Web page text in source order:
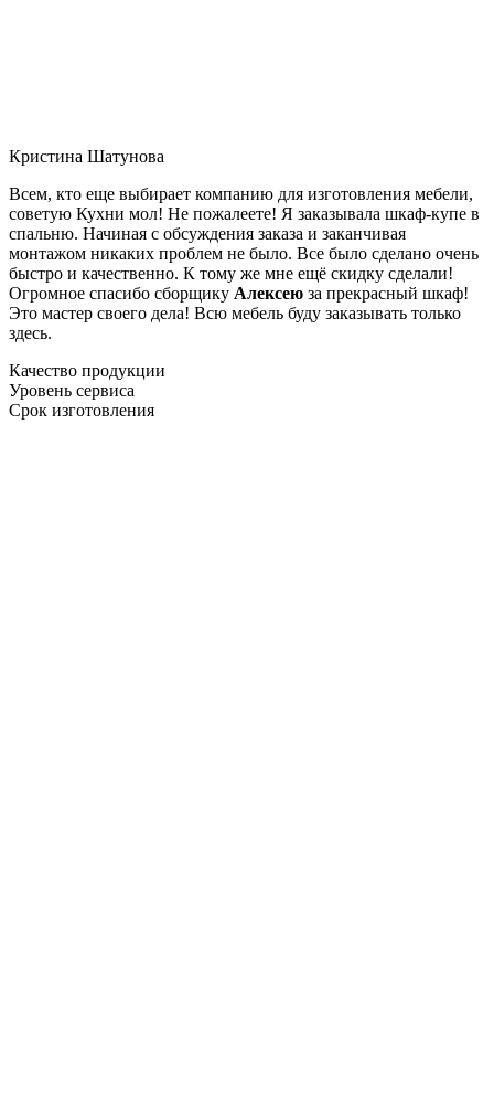
Кристина Шатунова
Всем, кто еще выбирает компанию для изготовления мебели,
советую Кухни мол! Не пожалеете! Я заказывала шкаф-купе в
спальню. Начиная с обсуждения заказа и заканчивая
монтажом никаких проблем не было. Все было сделано очень
быстро и качественно. К тому же мне ещё скидку сделали!
Огромное спасибо сборщику Алексею за прекрасный шкаф!
Это мастер своего дела! Всю мебель буду заказывать только
здесь.
Качество продукции
Уровень сервиса
Срок изготовления